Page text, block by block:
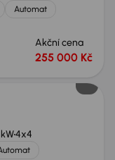
Automat
Akční cena
255 000 Kč
4x4